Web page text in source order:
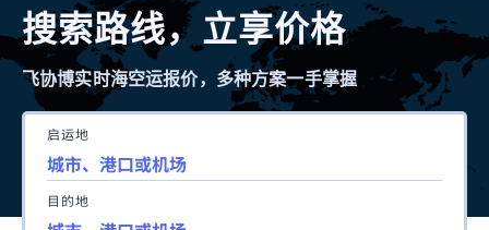
搜索路线，立享价格
飞协博实时海空运报价，多种方案一手掌握
启运地
目的地